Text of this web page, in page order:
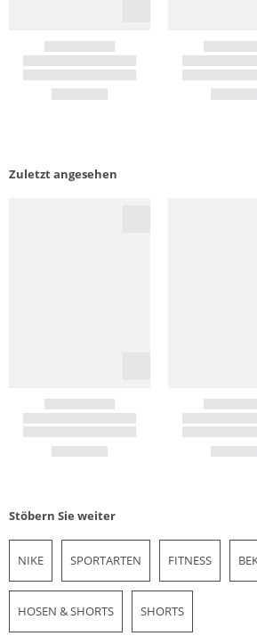
Zuletzt angesehen
Stöbern Sie weiter
NIKE SPORTARTEN FITNESS
HOSEN & SHORTS SHORTS